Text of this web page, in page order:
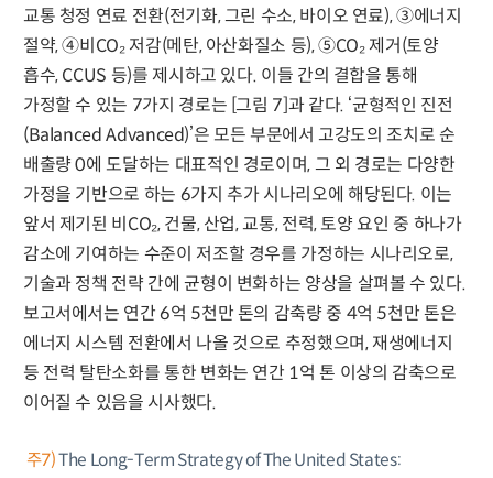
교통 청정 연료 전환(전기화, 그린 수소, 바이오 연료), ③에너지
절약, ④비CO₂ 저감(메탄, 아산화질소 등), ⑤CO₂ 제거(토양
흡수, CCUS 등)를 제시하고 있다. 이들 간의 결합을 통해
가정할 수 있는 7가지 경로는 [그림 7]과 같다. ‘균형적인 진전
(Balanced Advanced)’은 모든 부문에서 고강도의 조치로 순
배출량 0에 도달하는 대표적인 경로이며, 그 외 경로는 다양한
가정을 기반으로 하는 6가지 추가 시나리오에 해당된다. 이는
앞서 제기된 비CO₂, 건물, 산업, 교통, 전력, 토양 요인 중 하나가
감소에 기여하는 수준이 저조할 경우를 가정하는 시나리오로,
기술과 정책 전략 간에 균형이 변화하는 양상을 살펴볼 수 있다.
보고서에서는 연간 6억 5천만 톤의 감축량 중 4억 5천만 톤은
에너지 시스템 전환에서 나올 것으로 추정했으며, 재생에너지
등 전력 탈탄소화를 통한 변화는 연간 1억 톤 이상의 감축으로
이어질 수 있음을 시사했다.
주7)The Long-Term Strategy of The United States: